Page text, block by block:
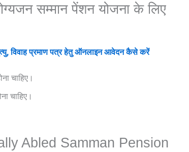
सम्मान पेंशन योजना के लिए
विवाह प्रमाण पत्र हेतु ऑनलाइन आवेदन कैसे करें
चाहिए।
चाहिए।
Abled Samman Pension